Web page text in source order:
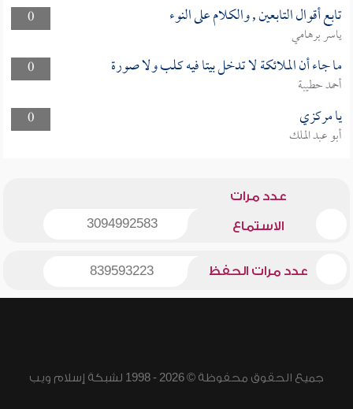
0
تابع أقوال التابعين , والكلام على النوء
ياسر برهامي
0
ما جاء أن الملائكة لا تدخل بيتا فيه كلب ولا صورة
أحمد حطيبة
0
يا مركزي
أبو عبد الملك
عدد مرات
الاستماع 3094992583
عدد مرات الحفظ 839593223
جميع الحقوق محفوظة © 2026 - 1998 لشبكة إسلام ويب